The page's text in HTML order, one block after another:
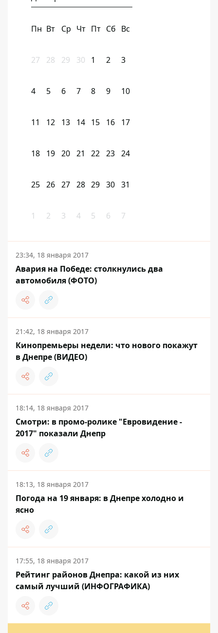
Пн Вт Ср Чт Пт Сб Вс
27 28 29 30 1 2 3
4 5 6 7 8 9 10
11 12 13 14 15 16 17
18 19 20 21 22 23 24
25 26 27 28 29 30 31
1 2 3 4 5 6 7
23:34, 18 января 2017
Авария на Победе: столкнулись два
автомобиля (ФОТО)
21:42, 18 января 2017
Кинопремьеры недели: что нового покажут
в Днепре (ВИДЕО)
18:14, 18 января 2017
Смотри: в промо-ролике "Евровидение -
2017" показали Днепр
18:13, 18 января 2017
Погода на 19 января: в Днепре холодно и
ясно
17:55, 18 января 2017
Рейтинг районов Днепра: какой из них
самый лучший (ИНФОГРАФИКА)